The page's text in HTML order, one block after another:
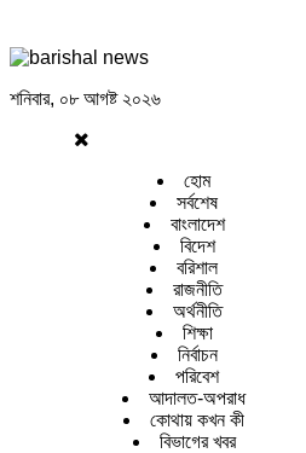
শনিবার, ০৮ আগষ্ট ২০২৬
হোম
সর্বশেষ
বাংলাদেশ
বিদেশ
বরিশাল
রাজনীতি
অর্থনীতি
শিক্ষা
নির্বাচন
পরিবেশ
আদালত-অপরাধ
কোথায় কখন কী
বিভাগের খবর